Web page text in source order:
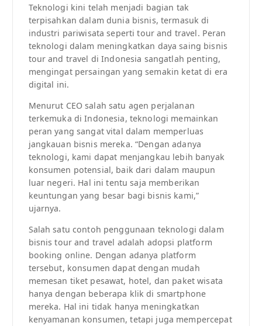
Teknologi kini telah menjadi bagian tak
terpisahkan dalam dunia bisnis, termasuk di
industri pariwisata seperti tour and travel. Peran
teknologi dalam meningkatkan daya saing bisnis
tour and travel di Indonesia sangatlah penting,
mengingat persaingan yang semakin ketat di era
digital ini.
Menurut CEO salah satu agen perjalanan
terkemuka di Indonesia, teknologi memainkan
peran yang sangat vital dalam memperluas
jangkauan bisnis mereka. “Dengan adanya
teknologi, kami dapat menjangkau lebih banyak
konsumen potensial, baik dari dalam maupun
luar negeri. Hal ini tentu saja memberikan
keuntungan yang besar bagi bisnis kami,”
ujarnya.
Salah satu contoh penggunaan teknologi dalam
bisnis tour and travel adalah adopsi platform
booking online. Dengan adanya platform
tersebut, konsumen dapat dengan mudah
memesan tiket pesawat, hotel, dan paket wisata
hanya dengan beberapa klik di smartphone
mereka. Hal ini tidak hanya meningkatkan
kenyamanan konsumen, tetapi juga mempercepat